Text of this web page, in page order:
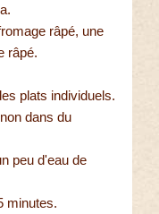
râpé, une
râpé.
plats individuels.
dans du
peu d'eau de
minutes.